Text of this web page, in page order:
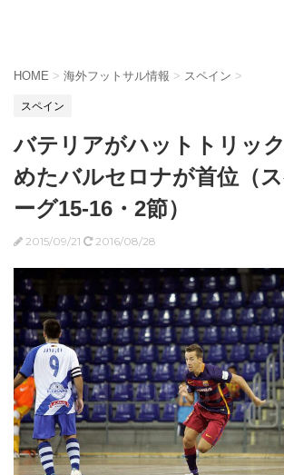
HOME > 海外フットサル情報 > スペイン >
スペイン
バテリアがハットトリッ
めたバルセロナが首位（
ーグ15-16・2節）
2015/09/21 2016/08/28